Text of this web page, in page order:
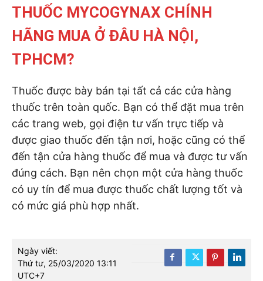
THUỐC MYCOGYNAX CHÍNH
HÃNG MUA Ở ĐÂU HÀ NỘI,
TPHCM?
Thuốc được bày bán tại tất cả các cửa hàng
thuốc trên toàn quốc. Bạn có thể đặt mua trên
các trang web, gọi điện tư vấn trực tiếp và
được giao thuốc đến tận nơi, hoặc cũng có thể
đến tận cửa hàng thuốc để mua và được tư vấn
đúng cách. Bạn nên chọn một cửa hàng thuốc
có uy tín để mua được thuốc chất lượng tốt và
có mức giá phù hợp nhất.
Ngày viết:
Thứ tư, 25/03/2020 13:11
UTC+7